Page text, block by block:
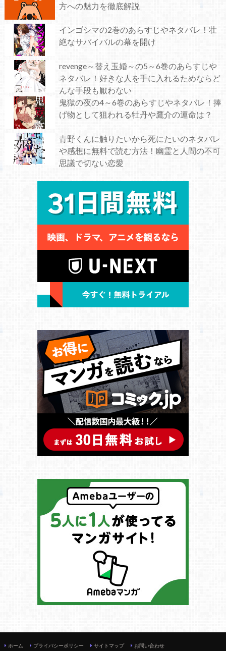
方への魅力を徹底解説
インゴシマの2巻のあらすじやネタバレ！壮
絶なサバイバルの幕を開け
revenge～替え玉婚～の5～6巻のあらすじや
ネタバレ！好きな人を手に入れるためならど
んな手段も厭わない
鬼獄の夜の4～6巻のあらすじやネタバレ！捧
げ物として狙われる牡丹や鷹介の運命は？
青野くんに触りたいから死にたいのネタバレ
や感想に無料で読む方法！幽霊と人間の不可
思議で切ない恋愛
ホーム プライバシーポリシー サイトマップ お問い合わせ